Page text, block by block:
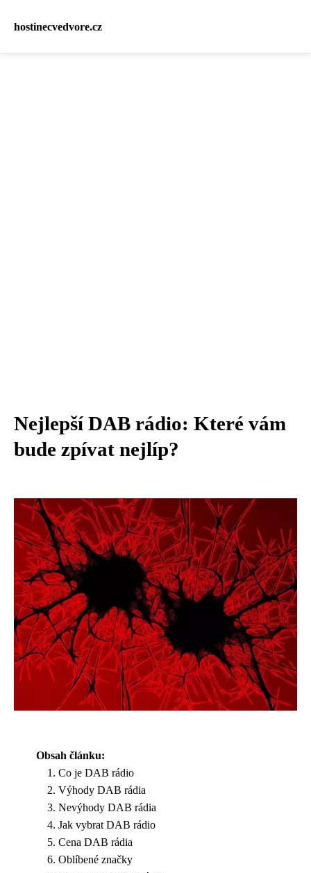
hostinecvedvore.cz
Nejlepší DAB rádio: Které vám
bude zpívat nejlíp?
Obsah článku:
Co je DAB rádio
Výhody DAB rádia
Nevýhody DAB rádia
Jak vybrat DAB rádio
Cena DAB rádia
Oblíbené značky